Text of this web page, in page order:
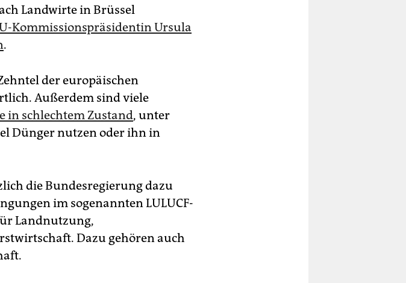
Landwirte in Brüssel
Kommissionspräsidentin Ursula
.
der europäischen
Außerdem sind viele
in schlechtem Zustand, unter
Dünger nutzen oder ihn in
die Bundesregierung dazu
im sogenannten LULUCF-
Landnutzung,
Dazu gehören auch